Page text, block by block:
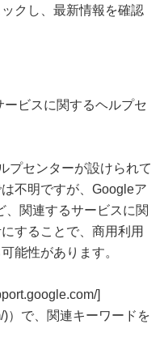
クし、最新情報を確認
ビスに関するヘルプセ
プセンターが設けられて
不明ですが、Googleア
、関連するサービスに関
することで、商用利用
能性があります。
]
）で、関連キーワードを